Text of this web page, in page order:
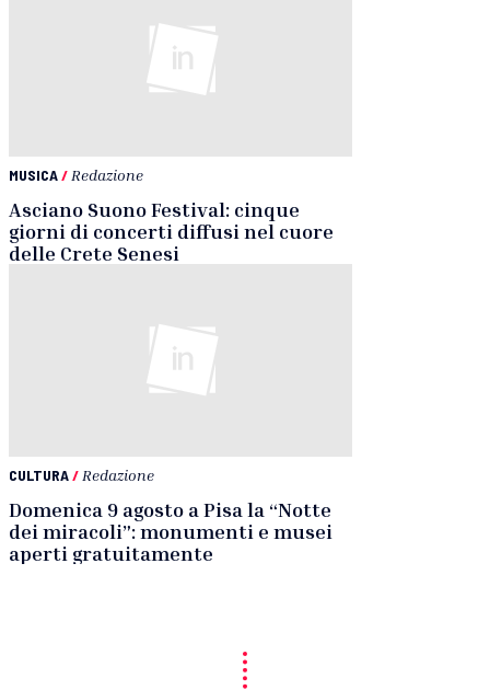
MUSICA/ Redazione
Asciano Suono Festival: cinque
giorni di concerti diffusi nel cuore
delle Crete Senesi
CULTURA/ Redazione
Domenica 9 agosto a Pisa la “Notte
dei miracoli”: monumenti e musei
aperti gratuitamente